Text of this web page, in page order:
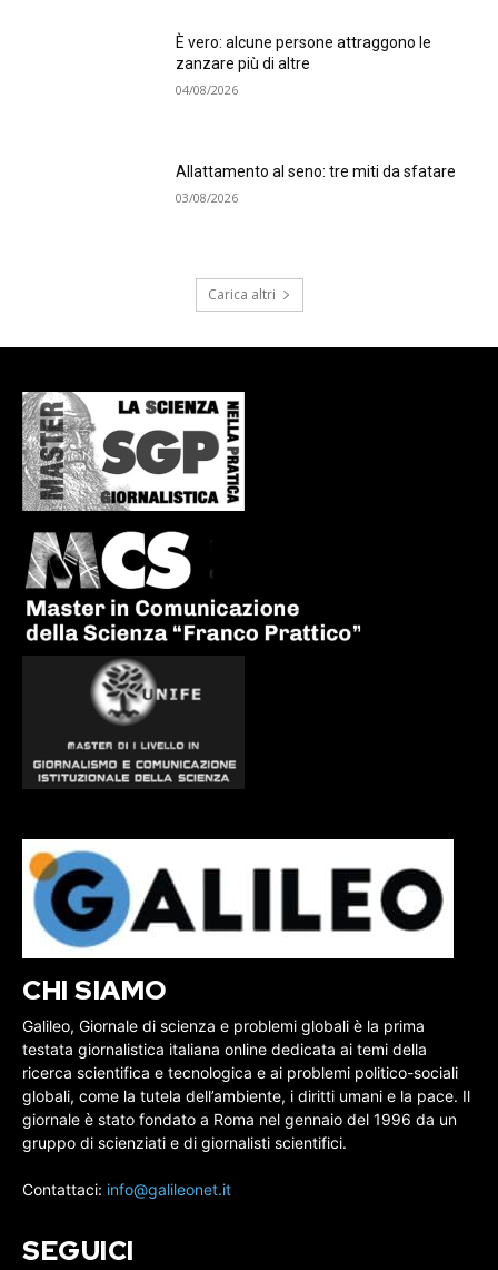
È vero: alcune persone attraggono le
zanzare più di altre
04/08/2026
Allattamento al seno: tre miti da sfatare
03/08/2026
Carica altri
CHI SIAMO
Galileo, Giornale di scienza e problemi globali è la prima
testata giornalistica italiana online dedicata ai temi della
ricerca scientifica e tecnologica e ai problemi politico-sociali
globali, come la tutela dell’ambiente, i diritti umani e la pace. Il
giornale è stato fondato a Roma nel gennaio del 1996 da un
gruppo di scienziati e di giornalisti scientifici.
Contattaci: info@galileonet.it
SEGUICI